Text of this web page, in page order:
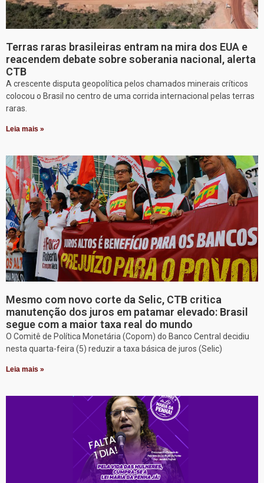
Terras raras brasileiras entram na mira dos EUA e
reacendem debate sobre soberania nacional, alerta
CTB
A crescente disputa geopolítica pelos chamados minerais críticos
colocou o Brasil no centro de uma corrida internacional pelas terras
raras.
Leia mais »
Mesmo com novo corte da Selic, CTB critica
manutenção dos juros em patamar elevado: Brasil
segue com a maior taxa real do mundo
O Comitê de Política Monetária (Copom) do Banco Central decidiu
nesta quarta-feira (5) reduzir a taxa básica de juros (Selic)
Leia mais »